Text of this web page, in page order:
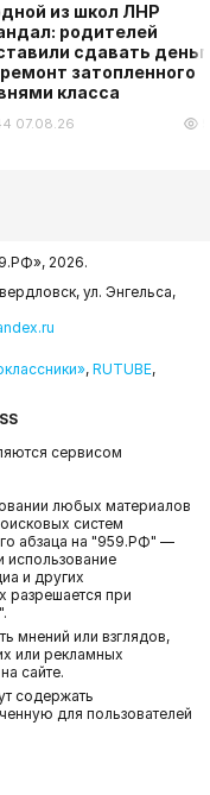
из школ ЛНР
родителей
сдавать
затопленного
класса
07.08.26
2026.
ул. Энгельса,
, RUTUBE,
сервисом
любых материалов
систем
абзаца на "959.РФ" —
использование
и других
разрешается при
мнений или взглядов,
или рекламных
сайте.
содержать
для пользователей